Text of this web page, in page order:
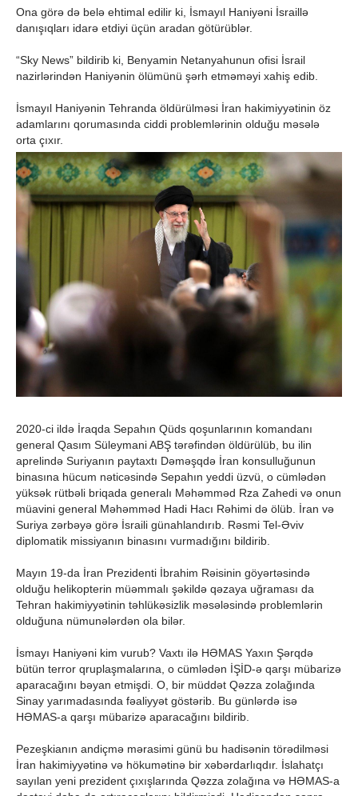
Ona görə də belə ehtimal edilir ki, İsmayıl Haniyəni İsraillə
danışıqları idarə etdiyi üçün aradan götürüblər.
“Sky News” bildirib ki, Benyamin Netanyahunun ofisi İsrail
nazirlərindən Haniyənin ölümünü şərh etməməyi xahiş edib.
İsmayıl Haniyənin Tehranda öldürülməsi İran hakimiyyətinin öz
adamlarını qorumasında ciddi problemlərinin olduğu məsələ
orta çıxır.
2020-ci ildə İraqda Sepahın Qüds qoşunlarının komandanı
general Qasım Süleymani ABŞ tərəfindən öldürülüb, bu ilin
aprelində Suriyanın paytaxtı Dəməşqdə İran konsulluğunun
binasına hücum nəticəsində Sepahın yeddi üzvü, o cümlədən
yüksək rütbəli briqada generalı Məhəmməd Rza Zahedi və onun
müavini general Məhəmməd Hadi Hacı Rəhimi də ölüb. İran və
Suriya zərbəyə görə İsraili günahlandırıb. Rəsmi Tel-Əviv
diplomatik missiyanın binasını vurmadığını bildirib.
Mayın 19-da İran Prezidenti İbrahim Rəisinin göyərtəsində
olduğu helikopterin müəmmalı şəkildə qəzaya uğraması da
Tehran hakimiyyətinin təhlükəsizlik məsələsində problemlərin
olduğuna nümunələrdən ola bilər.
İsmayı Haniyəni kim vurub? Vaxtı ilə HƏMAS Yaxın Şərqdə
bütün terror qruplaşmalarına, o cümlədən İŞİD-ə qarşı mübarizə
aparacağını bəyan etmişdi. O, bir müddət Qəzza zolağında
Sinay yarımadasında fəaliyyət göstərib. Bu günlərdə isə
HƏMAS-a qarşı mübarizə aparacağını bildirib.
Pezeşkianın andiçmə mərasimi günü bu hadisənin törədilməsi
İran hakimiyyətinə və hökumətinə bir xəbərdarlıqdır. İslahatçı
sayılan yeni prezident çıxışlarında Qəzza zolağına və HƏMAS-a